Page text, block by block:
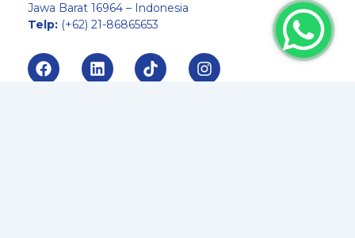
Jawa Barat 16964 – Indonesia
Telp: (+62) 21-86865653